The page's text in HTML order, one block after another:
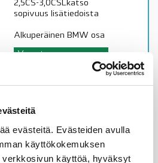
evästeitä. Evästeiden avulla
käyttökokemuksen
käyttöä, hyväksyt
2,5CS-3,0CSLkatso
sopivuus lisätiedoista
Alkuperäinen BMW osa
Varastossa,
0,35€